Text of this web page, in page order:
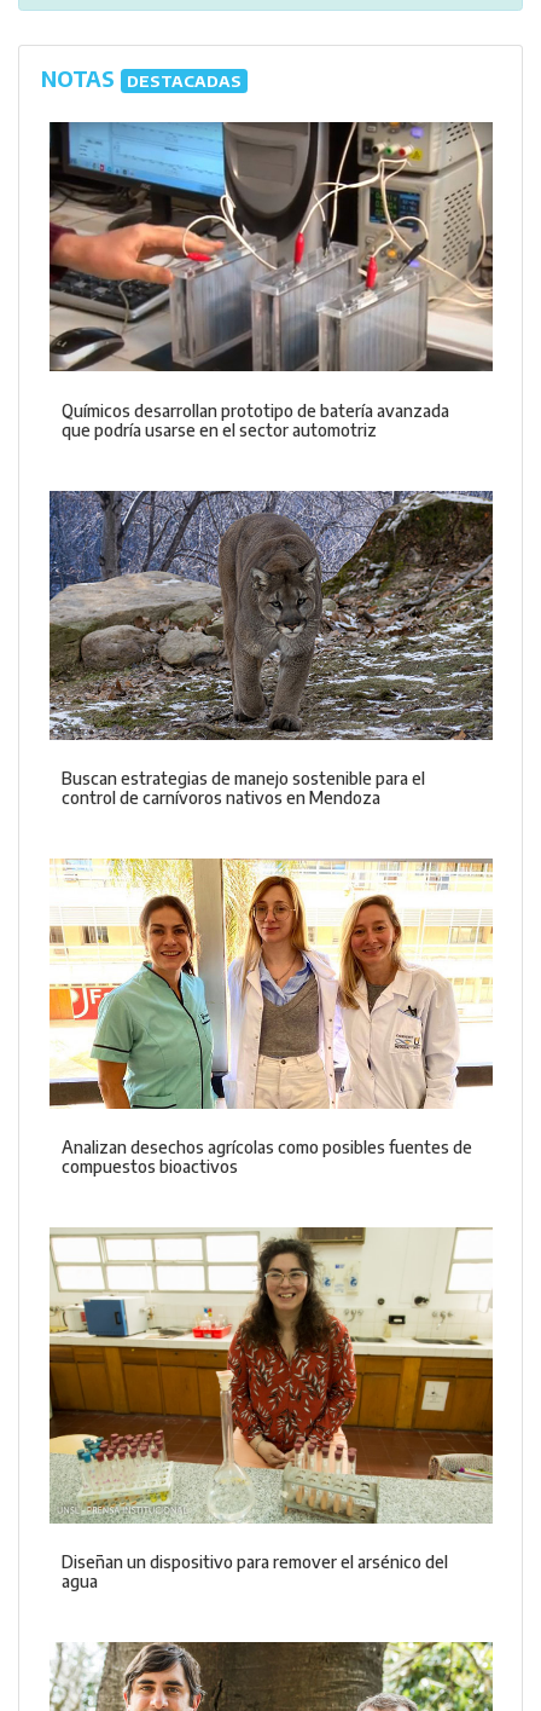
NOTAS DESTACADAS
Químicos desarrollan prototipo de batería avanzada
que podría usarse en el sector automotriz
Buscan estrategias de manejo sostenible para el
control de carnívoros nativos en Mendoza
Analizan desechos agrícolas como posibles fuentes de
compuestos bioactivos
Diseñan un dispositivo para remover el arsénico del
agua